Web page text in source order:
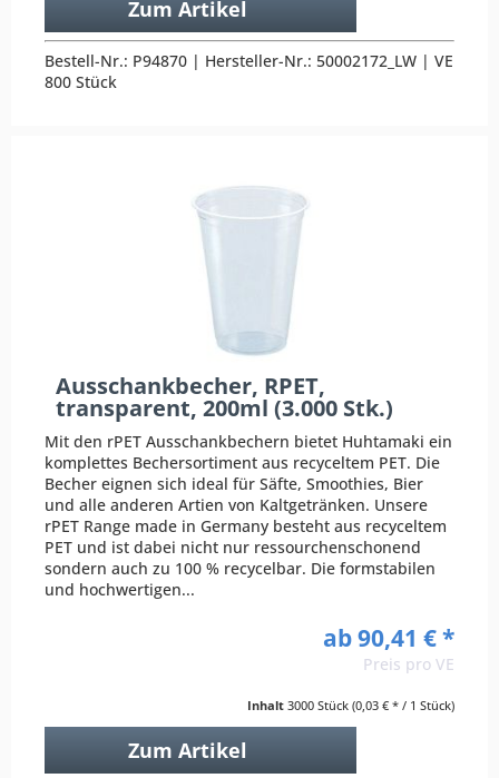
Zum Artikel
Bestell-Nr.: P94870 | Hersteller-Nr.: 50002172_LW | VE
800 Stück
Ausschankbecher, RPET,
transparent, 200ml (3.000 Stk.)
Mit den rPET Ausschankbechern bietet Huhtamaki ein
komplettes Bechersortiment aus recyceltem PET. Die
Becher eignen sich ideal für Säfte, Smoothies, Bier
und alle anderen Artien von Kaltgetränken. Unsere
rPET Range made in Germany besteht aus recyceltem
PET und ist dabei nicht nur ressourchenschonend
sondern auch zu 100 % recycelbar. Die formstabilen
und hochwertigen...
ab 90,41 € *
Preis pro VE
Inhalt 3000 Stück (0,03 € * / 1 Stück)
Zum Artikel